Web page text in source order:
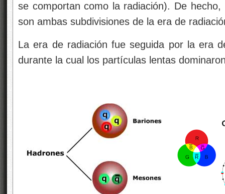
se comportan como la radiación). De
son ambas subdivisiones de la era de
La era de radiación fue seguida por la era
durante la cual los partículas lentas